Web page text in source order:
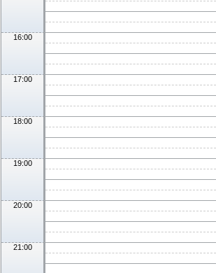
16:00
17:00
18:00
19:00
20:00
21:00